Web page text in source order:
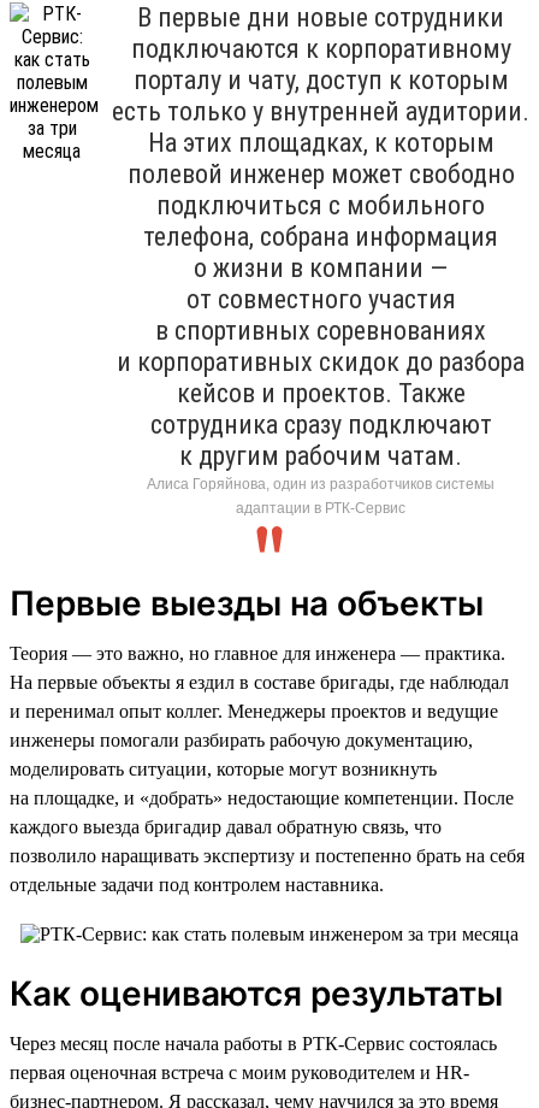
В первые дни новые сотрудники
подключаются к корпоративному
порталу и чату, доступ к которым
есть только у внутренней аудитории.
На этих площадках, к которым
полевой инженер может свободно
подключиться с мобильного
телефона, собрана информация
о жизни в компании —
от совместного участия
в спортивных соревнованиях
и корпоративных скидок до разбора
кейсов и проектов. Также
сотрудника сразу подключают
к другим рабочим чатам.
Алиса Горяйнова, один из разработчиков системы
адаптации в РТК-Сервис
Первые выезды на объекты
Теория — это важно, но главное для инженера — практика.
На первые объекты я ездил в составе бригады, где наблюдал
и перенимал опыт коллег. Менеджеры проектов и ведущие
инженеры помогали разбирать рабочую документацию,
моделировать ситуации, которые могут возникнуть
на площадке, и «добрать» недостающие компетенции. После
каждого выезда бригадир давал обратную связь, что
позволило наращивать экспертизу и постепенно брать на себя
отдельные задачи под контролем наставника.
Как оцениваются результаты
Через месяц после начала работы в РТК-Сервис состоялась
первая оценочная встреча с моим руководителем и HR-
бизнес-партнером. Я рассказал, чему научился за это время